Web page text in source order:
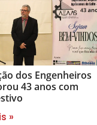
dos Engenheiros
43 anos com
»